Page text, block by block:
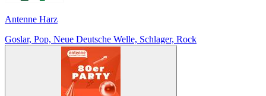
Antenne Harz
Goslar, Pop, Neue Deutsche Welle, Schlager, Rock